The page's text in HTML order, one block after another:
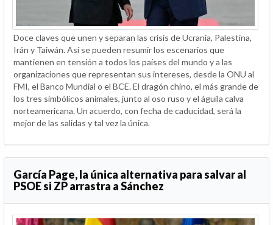
Doce claves que unen y separan las crisis de Ucrania, Palestina,
Irán y Taiwán. Así se pueden resumir los escenarios que
mantienen en tensión a todos los países del mundo y a las
organizaciones que representan sus intereses, desde la ONU al
FMI, el Banco Mundial o el BCE. El dragón chino, el más grande de
los tres simbólicos animales, junto al oso ruso y el águila calva
norteamericana. Un acuerdo, con fecha de caducidad, será la
mejor de las salidas y tal vez la única.
García Page, la única alternativa para salvar al
PSOE si ZP arrastra a Sánchez